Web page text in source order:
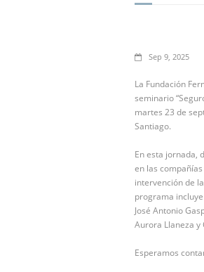
Sep 9, 2025
La Fundación
seminario
martes 23 de
Santiago.
En esta jornada,
en las
intervención de
programa
José Antonio
Aurora Llaneza y
Esperamos